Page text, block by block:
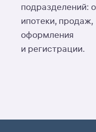
подразделений:
ипотеки, продаж,
оформления
и регистрации.